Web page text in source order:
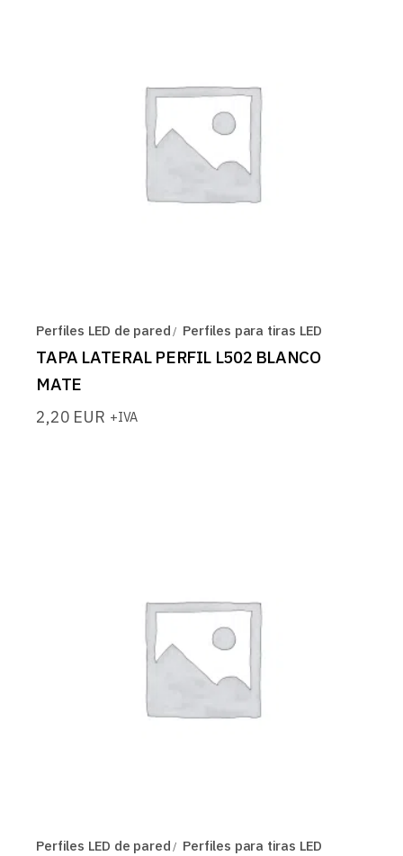
Perfiles LED de pared Perfiles para tiras LED
TAPA LATERAL PERFIL L502 BLANCO
MATE
2,20 EUR +IVA
Perfiles LED de pared Perfiles para tiras LED